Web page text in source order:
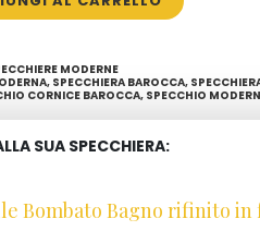
MODERNE
, SPECCHIERA BAROCCA,
CORNICE BAROCCA, SPECCHIO
SUA SPECCHIERA:
Bombato Bagno rifinito in